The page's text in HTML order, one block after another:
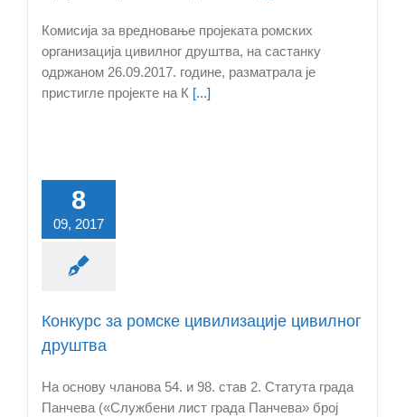
Комисија за вредновање пројеката ромских
организација цивилног друштва, на састанку
одржаном 26.09.2017. године, разматрала је
пристигле пројекте на К [...]
8
09, 2017
Конкурс за ромске цивилизације цивилног
друштва
На основу чланова 54. и 98. став 2. Статута града
Панчева («Службени лист града Панчева» број